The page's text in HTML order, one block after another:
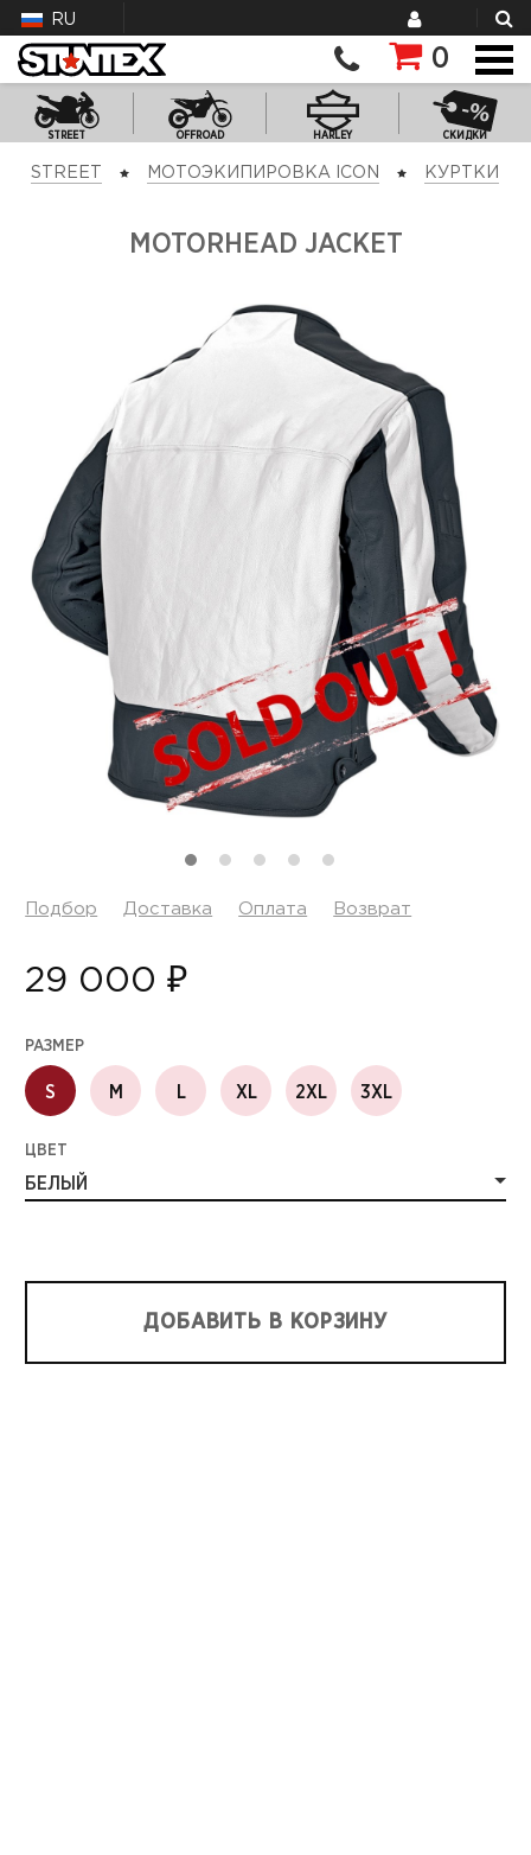
RU
0
STREET OFFROAD HARLEY СКИДКИ
STREET МОТОЭКИПИРОВКА ICON КУРТКИ
MOTORHEAD JACKET
Подбор Доставка Оплата Возврат
29 000 ₽
РАЗМЕР
S M L XL 2XL 3XL
ЦВЕТ
БЕЛЫЙ
ДОБАВИТЬ В КОРЗИНУ